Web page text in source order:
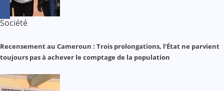
Société
Recensement au Cameroun : Trois prolongations, l’État ne parvient
toujours pas à achever le comptage de la population